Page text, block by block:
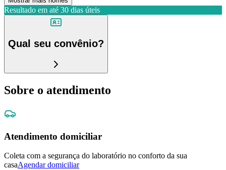
Resultado em até 30 dias úteis
Qual seu convênio?
Sobre o atendimento
Atendimento domiciliar
Coleta com a segurança do laboratório no conforto da sua
casaAgendar domiciliar